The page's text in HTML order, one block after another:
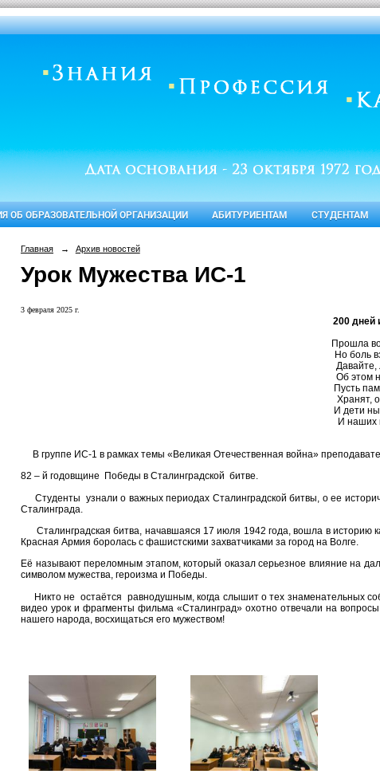
ОБ ОБРАЗОВАТЕЛЬНОЙ ОРГАНИЗАЦИИ АБИТУРИЕНТАМ СТУДЕНТАМ
Главная → Архив новостей
Урок Мужества ИС-1
3 февраля 2025 г.
200 дней
Прошла война,
Но боль
Давайте,
Об этом
Пусть память
Хранят, об
И дети
И наших
В группе ИС-1 в рамках темы «Великая Отечественная война»
82 – й годовщине Победы в Сталинградской битве.
Студенты узнали о важных периодах Сталинградской битвы, о ее
Сталинграда.
Сталинградская битва, начавшаяся 17 июля 1942 года, вошла в историю
Красная Армия боролась с фашистскими захватчиками за город на Волге.
Её называют переломным этапом, который оказал серьезное влияние на
символом мужества, героизма и Победы.
Никто не остаётся равнодушным, когда слышит о тех знаменательных
видео урок и фрагменты фильма «Сталинград» охотно отвечали на
нашего народа, восхищаться его мужеством!